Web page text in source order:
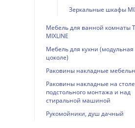
Зеркальные шкафы
Мебель для ванной комнаты
MIXLINE
Мебель для кухни (модульная
цоколе)
Раковины накладные
Раковины накладные на
подстольного монтажа и над
стиральной машиной
Рукомойники, душ дачный